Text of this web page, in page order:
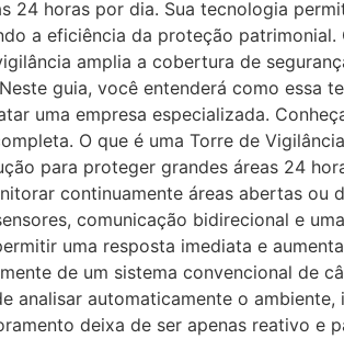
24 horas por dia. Sua tecnologia
a eficiência da proteção
amplia a cobertura de
guia, você entenderá como essa
uma empresa especializada.
O que é uma Torre de
para proteger grandes áreas 24
continuamente áreas abertas ou
comunicação bidirecional e
uma resposta imediata e
de um sistema convencional de
analisar automaticamente o
deixa de ser apenas reativo